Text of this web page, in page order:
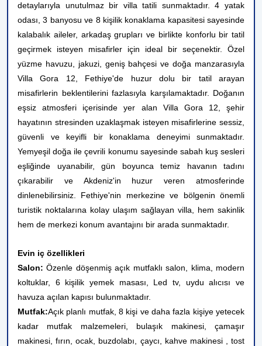
detaylarıyla unutulmaz bir villa tatili sunmaktadır. 4 yatak
odası, 3 banyosu ve 8 kişilik konaklama kapasitesi sayesinde
kalabalık aileler, arkadaş grupları ve birlikte konforlu bir tatil
geçirmek isteyen misafirler için ideal bir seçenektir. Özel
yüzme havuzu, jakuzi, geniş bahçesi ve doğa manzarasıyla
Villa Gora 12, Fethiye'de huzur dolu bir tatil arayan
misafirlerin beklentilerini fazlasıyla karşılamaktadır. Doğanın
eşsiz atmosferi içerisinde yer alan Villa Gora 12, şehir
hayatının stresinden uzaklaşmak isteyen misafirlerine sessiz,
güvenli ve keyifli bir konaklama deneyimi sunmaktadır.
Yemyeşil doğa ile çevrili konumu sayesinde sabah kuş sesleri
eşliğinde uyanabilir, gün boyunca temiz havanın tadını
çıkarabilir ve Akdeniz'in huzur veren atmosferinde
dinlenebilirsiniz. Fethiye'nin merkezine ve bölgenin önemli
turistik noktalarına kolay ulaşım sağlayan villa, hem sakinlik
hem de merkezi konum avantajını bir arada sunmaktadır.
Evin iç özellikleri
Salon: Özenle döşenmiş açık mutfaklı salon, klima, modern
koltuklar, 6 kişilik yemek masası, Led tv, uydu alıcısı ve
havuza açılan kapısı bulunmaktadır.
Mutfak:Açık planlı mutfak, 8 kişi ve daha fazla kişiye yetecek
kadar mutfak malzemeleri, bulaşık makinesi, çamaşır
makinesi, fırın, ocak, buzdolabı, çaycı, kahve makinesi , tost